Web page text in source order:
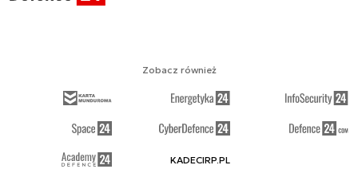
Zobacz również
KADECIRP.PL